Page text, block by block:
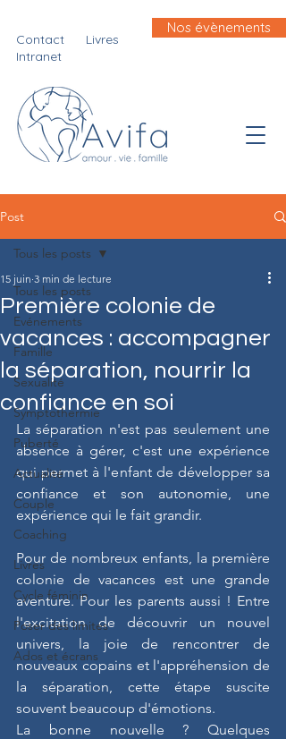
Nos évènements
Contact
Livres
Intranet
Post
Tous les posts
Evénements
Famille
Sexualité
Symptothermie
Puberté
Actualité
Couple
Coaching
Livres
Cycle féminin
Poser des limites
Ados et écrans
Tous les posts
Première colonie de
vacances : accompagner
la séparation, nourrir la
confiance en soi
15 juin 3 min de lecture
La séparation n'est pas seulement une
absence à gérer, c'est une expérience
qui permet à l'enfant de développer sa
confiance et son autonomie, une
expérience qui le fait grandir.
Pour de nombreux enfants, la première
colonie de vacances est une grande
aventure. Pour les parents aussi ! Entre
l'excitation de découvrir un nouvel
univers, la joie de rencontrer de
nouveaux copains et l'appréhension de
la séparation, cette étape suscite
souvent beaucoup d'émotions.
La bonne nouvelle ? Quelques